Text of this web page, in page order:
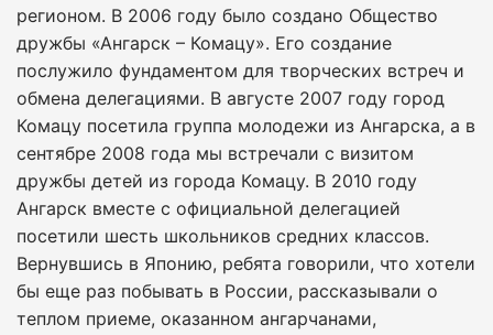
регионом. В 2006 году было создано Общество
дружбы «Ангарск – Комацу». Его создание
послужило фундаментом для творческих встреч и
обмена делегациями. В августе 2007 году город
Комацу посетила группа молодежи из Ангарска, а в
сентябре 2008 года мы встречали с визитом
дружбы детей из города Комацу. В 2010 году
Ангарск вместе с официальной делегацией
посетили шесть школьников средних классов.
Вернувшись в Японию, ребята говорили, что хотели
бы еще раз побывать в России, рассказывали о
теплом приеме, оказанном ангарчанами,